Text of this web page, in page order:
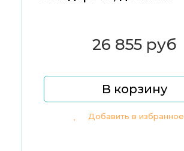
26 855 руб
В корзину
Добавить в избранное